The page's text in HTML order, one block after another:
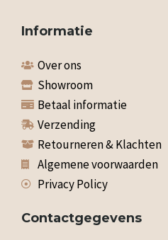
Informatie
Over ons
Showroom
Betaal informatie
Verzending
Retourneren & Klachten
Algemene voorwaarden
Privacy Policy
Contactgegevens